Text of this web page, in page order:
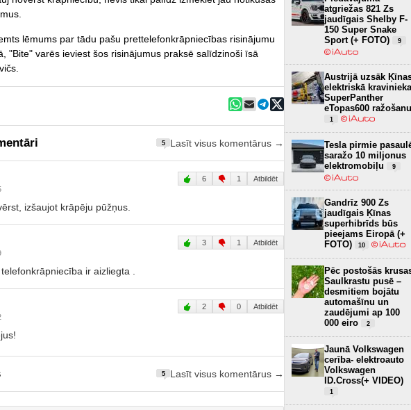
lēmums par tādu pašu prettelefonkrāpniecības risinājumu
"Bite" varēs ieviest šos risinājumus praksē salīdzinoši īsā
5 Lasīt visus komentārus →
6 1 Atbildēt
izšaujot krāpēju pūžņus.
3 1 Atbildēt
ir aizliegta .
2 0 Atbildēt
5 Lasīt visus komentārus →
atgriežas 821 Zs
jaudīgais Shelby F-
150 Super Snake
Sport (+ FOTO)
9
Austrijā uzsāk
elektriskā kravinieka
SuperPanther
eTopas600 ražošanu
1
Tesla pirmie
saražo 10 miljonus
elektromobiļu
9
Gandrīz 900 Zs
jaudīgais Ķīnas
superhibrīds būs
pieejams Eiropā (+
FOTO)
10
Pēc postošās
Saulkrastu pusē –
desmitiem bojātu
automašīnu un
zaudējumi ap 100
000 eiro
2
Jaunā Volkswagen
cerība- elektroauto
Volkswagen
ID.Cross(+ VIDEO)
1